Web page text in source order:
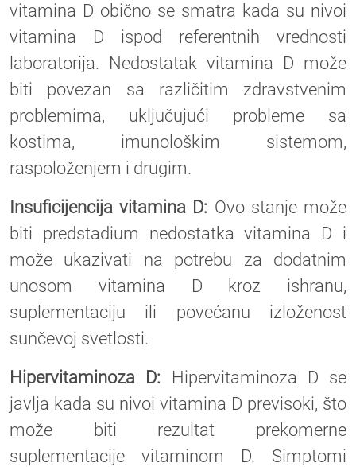
vitamina D obično se smatra kada su nivoi
vitamina D ispod referentnih vrednosti
laboratorija. Nedostatak vitamina D može
biti povezan sa različitim zdravstvenim
problemima, uključujući probleme sa
kostima, imunološkim sistemom,
raspoloženjem i drugim.
Insuficijencija vitamina D: Ovo stanje može
biti predstadium nedostatka vitamina D i
može ukazivati na potrebu za dodatnim
unosom vitamina D kroz ishranu,
suplementaciju ili povećanu izloženost
sunčevoj svetlosti.
Hipervitaminoza D: Hipervitaminoza D se
javlja kada su nivoi vitamina D previsoki, što
može biti rezultat prekomerne
suplementacije vitaminom D. Simptomi